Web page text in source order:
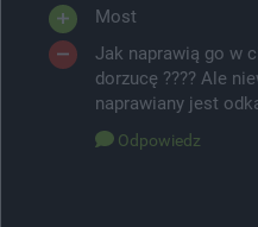
Most
Jak naprawią go w
dorzucę ???? Ale
naprawiany jest
Odpowiedz